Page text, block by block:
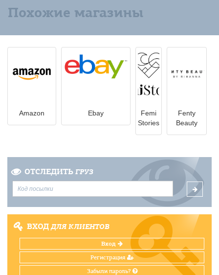
Похожие магазины
Amazon Ebay
Femi
Stories
Fenty
Beauty
ОТСЛЕДИТЬ ГРУЗ
ВХОДДЛЯ КЛИЕНТОВ
Вход
Регистрация
Забыли пароль?